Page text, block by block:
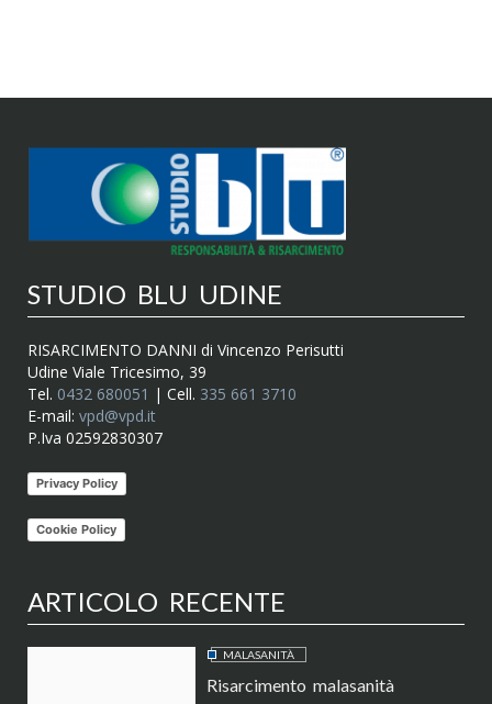
STUDIO BLU UDINE
RISARCIMENTO DANNI di Vincenzo Perisutti
Udine Viale Tricesimo, 39
Tel. 0432 680051 | Cell. 335 661 3710
E-mail: vpd@vpd.it
P.Iva 02592830307
Privacy Policy
Cookie Policy
ARTICOLO RECENTE
MALASANITÀ
Risarcimento malasanità